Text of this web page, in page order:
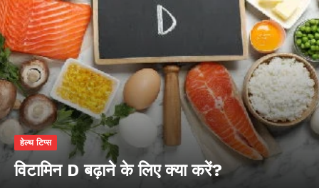
हेल्थ टिप्स
विटामिन D बढ़ाने के लिए क्या करें?